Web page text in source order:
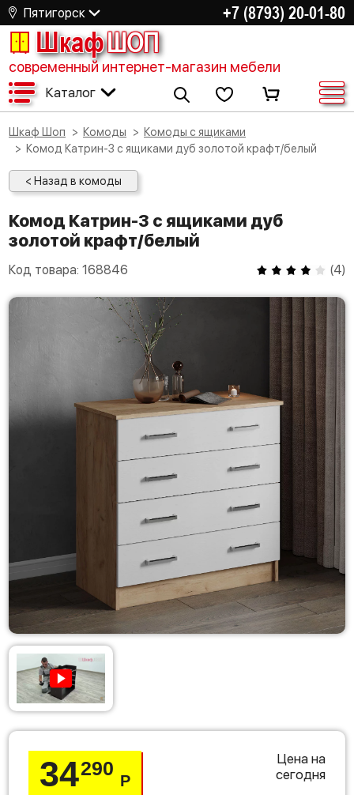
Пятигорск +7 (8793) 20-01-80
ШкафШОП
современный интернет-магазин мебели
Каталог
Шкаф Шоп Комоды
Комоды с ящиками
Комод Катрин-3 с ящиками дуб золотой крафт/белый
< Назад в комоды
Комод Катрин-3 с ящиками дуб
золотой крафт/белый
Код товара: 168846 (4)
34290
Р
Цена на
сегодня